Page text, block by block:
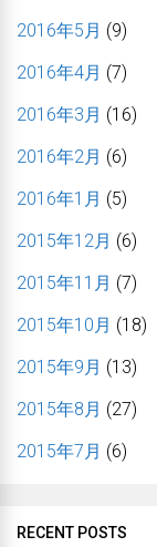
2016年5月 (9)
2016年4月 (7)
2016年3月 (16)
2016年2月 (6)
2016年1月 (5)
2015年12月 (6)
2015年11月 (7)
2015年10月 (18)
2015年9月 (13)
2015年8月 (27)
2015年7月 (6)
RECENT POSTS